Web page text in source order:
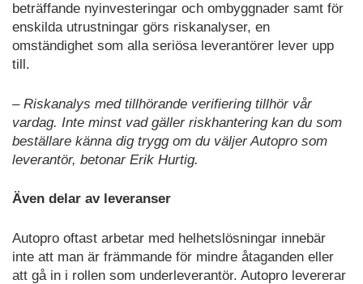
beträffande nyinvesteringar och ombyggnader samt för
enskilda utrustningar görs riskanalyser, en
omständighet som alla seriösa leverantörer lever upp
till.
– Riskanalys med tillhörande verifiering tillhör vår
vardag. Inte minst vad gäller riskhantering kan du som
beställare känna dig trygg om du väljer Autopro som
leverantör, betonar Erik Hurtig.
Även delar av leveranser
Autopro oftast arbetar med helhetslösningar innebär
inte att man är främmande för mindre åtaganden eller
att gå in i rollen som underleverantör. Autopro levererar